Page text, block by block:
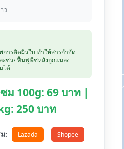
ว
ารติดผิวใบ ทำให้สารกำจัด
ะช่วยฟื้นฟูพืชหลังถูกแมลง
ได้
ม 100g: 69 บาท |
250 บาท
: Lazada Shopee